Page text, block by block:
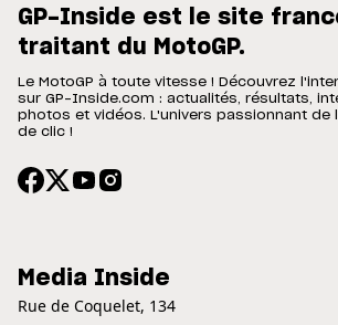
GP-Inside est le site
traitant du MotoGP.
Le MotoGP à toute vitesse ! Découvrez
sur GP-Inside.com : actualités, résultats,
photos et vidéos. L'univers passionnant de
de clic !
Media Inside
Rue de Coquelet, 134